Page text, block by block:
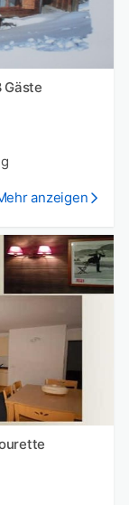
anzeigen